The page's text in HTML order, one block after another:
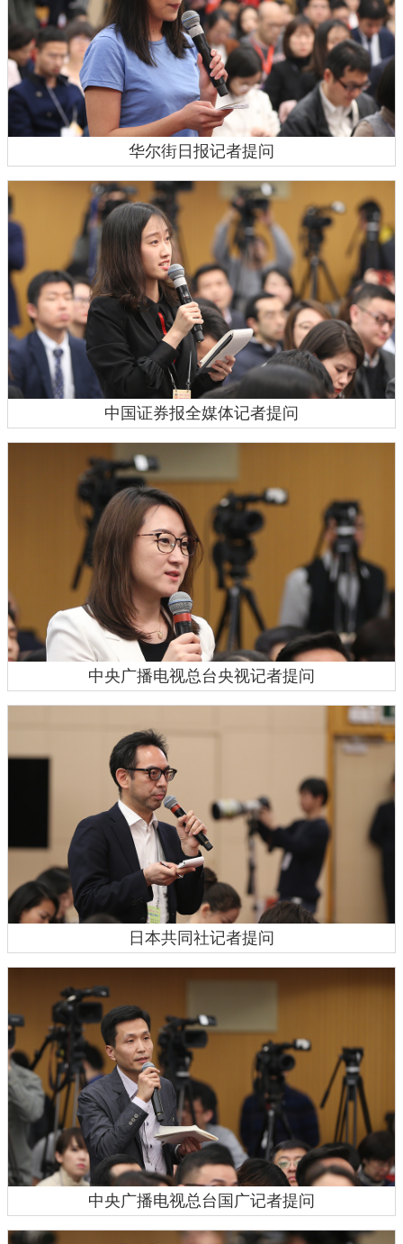
华尔街日报记者提问
中国证券报全媒体记者提问
中央广播电视总台央视记者提问
日本共同社记者提问
中央广播电视总台国广记者提问